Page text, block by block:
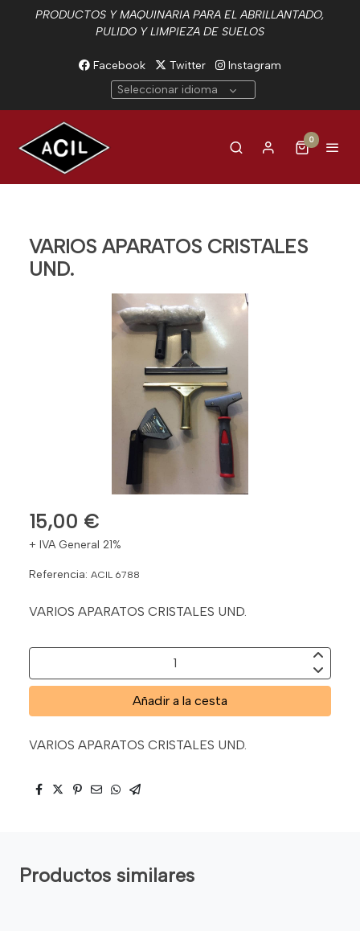
PRODUCTOS Y MAQUINARIA PARA EL ABRILLANTADO,
PULIDO Y LIMPIEZA DE SUELOS
Facebook Twitter
Instagram
Seleccionar idioma
0
VARIOS APARATOS CRISTALES
UND.
15,00 €
+ IVA General 21%
Referencia: ACIL 6788
VARIOS APARATOS CRISTALES UND.
Añadir a la cesta
VARIOS APARATOS CRISTALES UND.
Productos similares